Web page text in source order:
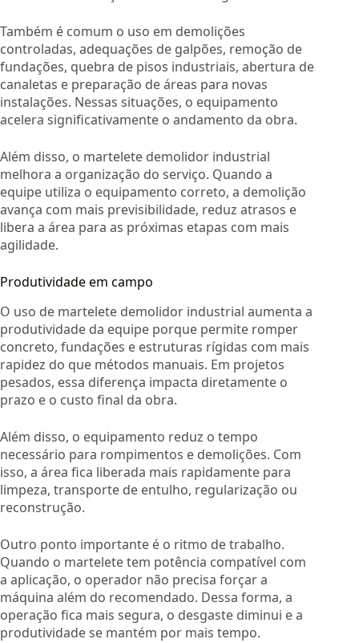
Também é comum o uso em demolições
controladas, adequações de galpões, remoção de
fundações, quebra de pisos industriais, abertura de
canaletas e preparação de áreas para novas
instalações. Nessas situações, o equipamento
acelera significativamente o andamento da obra.
Além disso, o martelete demolidor industrial
melhora a organização do serviço. Quando a
equipe utiliza o equipamento correto, a demolição
avança com mais previsibilidade, reduz atrasos e
libera a área para as próximas etapas com mais
agilidade.
Produtividade em campo
O uso de martelete demolidor industrial aumenta a
produtividade da equipe porque permite romper
concreto, fundações e estruturas rígidas com mais
rapidez do que métodos manuais. Em projetos
pesados, essa diferença impacta diretamente o
prazo e o custo final da obra.
Além disso, o equipamento reduz o tempo
necessário para rompimentos e demolições. Com
isso, a área fica liberada mais rapidamente para
limpeza, transporte de entulho, regularização ou
reconstrução.
Outro ponto importante é o ritmo de trabalho.
Quando o martelete tem potência compatível com
a aplicação, o operador não precisa forçar a
máquina além do recomendado. Dessa forma, a
operação fica mais segura, o desgaste diminui e a
produtividade se mantém por mais tempo.